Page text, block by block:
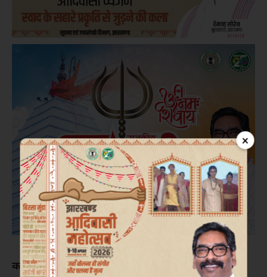
×
काठमांडू।नेपाल के सिंधुली जिले में आज (रविवार) सुबह हुए